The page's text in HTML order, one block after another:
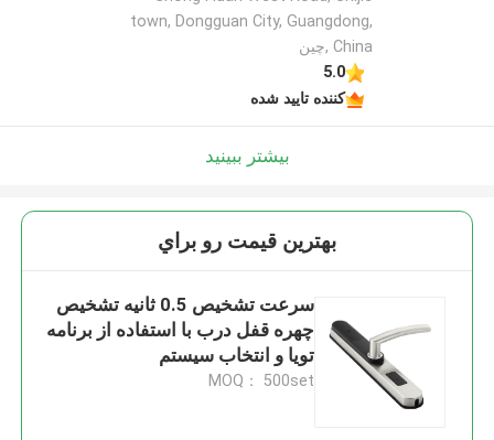
town, Dongguan City, Guangdong,
China ,چین
5.0
کننده تایید شده
بیشتر ببینید
بهترين قيمت رو براي
سرعت تشخیص 0.5 ثانیه تشخیص
چهره قفل درب با استفاده از برنامه
تویا و انتخاب سیستم
MOQ： 500set